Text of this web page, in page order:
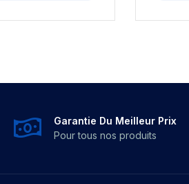
Garantie Du Meilleur Prix
Pour tous nos produits